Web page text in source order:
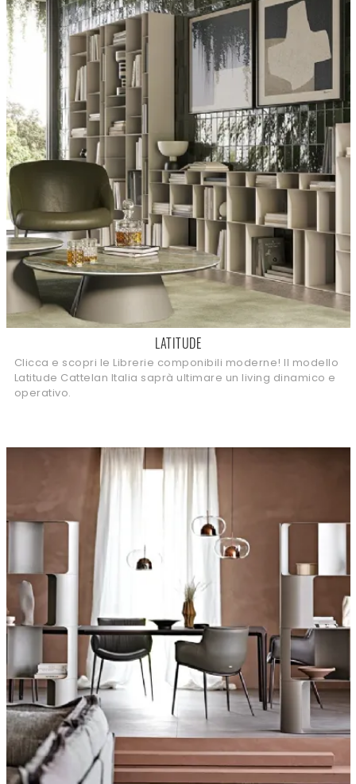
LATITUDE
Clicca e scopri le Librerie componibili moderne! Il modello
Latitude Cattelan Italia saprà ultimare un living dinamico e
operativo.